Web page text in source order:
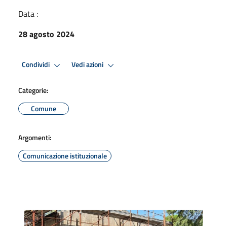
Data :
28 agosto 2024
Condividi Vedi azioni
Categorie:
Comune
Argomenti:
Comunicazione istituzionale